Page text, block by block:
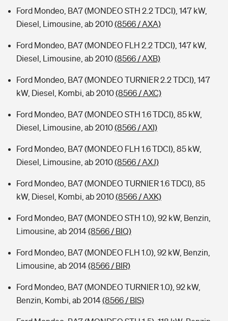
Ford Mondeo, BA7 (MONDEO STH 2.2 TDCI), 147 kW,
Diesel, Limousine, ab 2010(8566 / AXA)
Ford Mondeo, BA7 (MONDEO FLH 2.2 TDCI), 147 kW,
Diesel, Limousine, ab 2010(8566 / AXB)
Ford Mondeo, BA7 (MONDEO TURNIER 2.2 TDCI), 147
kW, Diesel, Kombi, ab 2010(8566 / AXC)
Ford Mondeo, BA7 (MONDEO STH 1.6 TDCI), 85 kW,
Diesel, Limousine, ab 2010(8566 / AXI)
Ford Mondeo, BA7 (MONDEO FLH 1.6 TDCI), 85 kW,
Diesel, Limousine, ab 2010(8566 / AXJ)
Ford Mondeo, BA7 (MONDEO TURNIER 1.6 TDCI), 85
kW, Diesel, Kombi, ab 2010(8566 / AXK)
Ford Mondeo, BA7 (MONDEO STH 1.0), 92 kW, Benzin,
Limousine, ab 2014(8566 / BIQ)
Ford Mondeo, BA7 (MONDEO FLH 1.0), 92 kW, Benzin,
Limousine, ab 2014(8566 / BIR)
Ford Mondeo, BA7 (MONDEO TURNIER 1.0), 92 kW,
Benzin, Kombi, ab 2014(8566 / BIS)